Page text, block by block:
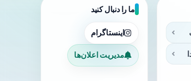
ما را دنبال کنید
اینستاگرام
مدیریت اعلان‌ها